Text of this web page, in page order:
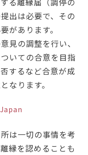
出は必要で、その
があります。
見の調整を行い、
いての合意を目指
するなど合意が成
なります。
は一切の事情を考
縁を認めることも